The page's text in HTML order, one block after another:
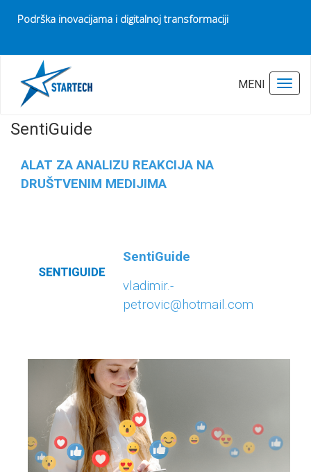
Podrška inovacijama i digitalnoj transformaciji
MENI
Pocetna SentiGuide Poslednja izmena: 21.06.2022
SentiGuide
ALAT ZA ANALIZU REAKCIJA NA
DRUŠTVENIM MEDIJIMA
SentiGuide
vladimir.-
petrovic@hotmail.com